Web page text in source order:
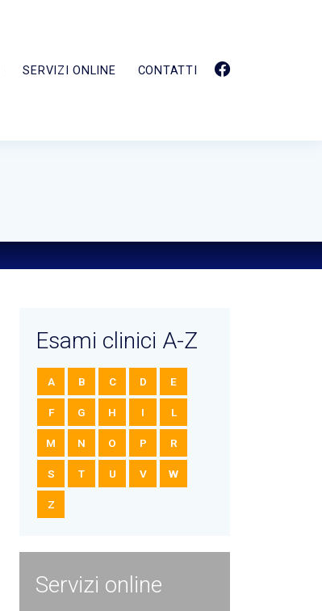
SERVIZI ONLINE CONTATTI
Esami clinici A-Z
A B C D E
F G H I L
M N O P R
S T U V W
Z
Servizi online